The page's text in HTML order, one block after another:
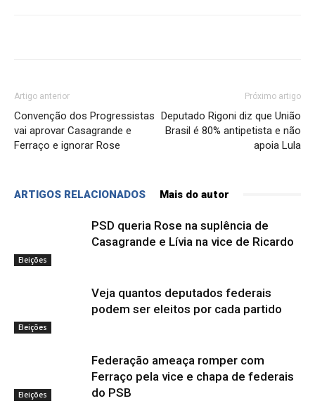
Artigo anterior
Convenção dos Progressistas
vai aprovar Casagrande e
Ferraço e ignorar Rose
Próximo artigo
Deputado Rigoni diz que União
Brasil é 80% antipetista e não
apoia Lula
ARTIGOS RELACIONADOS Mais do autor
Eleições
PSD queria Rose na suplência de
Casagrande e Lívia na vice de Ricardo
Eleições
Veja quantos deputados federais
podem ser eleitos por cada partido
Eleições
Federação ameaça romper com
Ferraço pela vice e chapa de federais
do PSB